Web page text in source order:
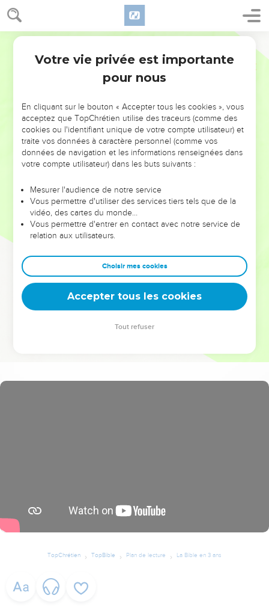
NE MANQUEZ PAS L’ÉVÉNEMENT
DE L’ANNÉE !
ET SI LEURS ERREURS POUVAIENT VOUS ÉVITER LES
VOTRES ?
leur foi ou leur vision. Mais on voit moins les doutes, les erreurs
et les saisons difficiles qu'ils ont traversés, alors même que ce
sont elles qui les ont façonnés.
Dans cette conférence, leaders, entrepreneurs, et responsables
clés pour avancer avec plus de sagesse afin que leurs erreurs
deviennent vos tremplins. Que vous guidiez un ministère, une
équipe, un groupe ou une famille, leur expérience est faite
TopChrétien TopBible Plan de lecture La Bible en 3 ans
Votre vie privée est importante
pour nous
En cliquant sur le bouton « Accepter tous les cookies », vous
acceptez que TopChrétien utilise des traceurs (comme des
cookies ou l'identifiant unique de votre compte utilisateur) et
traite vos données à caractère personnel (comme vos
données de navigation et les informations renseignées dans
votre compte utilisateur) dans les buts suivants :
Mesurer l'audience de notre service
Vous permettre d'utiliser des services tiers tels que de la
vidéo, des cartes du monde…
Vous permettre d'entrer en contact avec notre service de
relation aux utilisateurs.
Choisir mes cookies
Accepter tous les cookies
Tout refuser